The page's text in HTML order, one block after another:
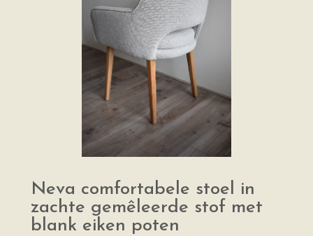
Neva comfortabele stoel in
zachte gemêleerde stof met
blank eiken poten